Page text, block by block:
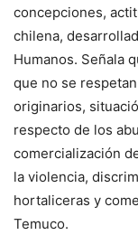
concepciones,
chilena,
Humanos. Señala
que no se
originarios,
respecto de los
comercialización
la violencia,
hortaliceras y
Temuco.